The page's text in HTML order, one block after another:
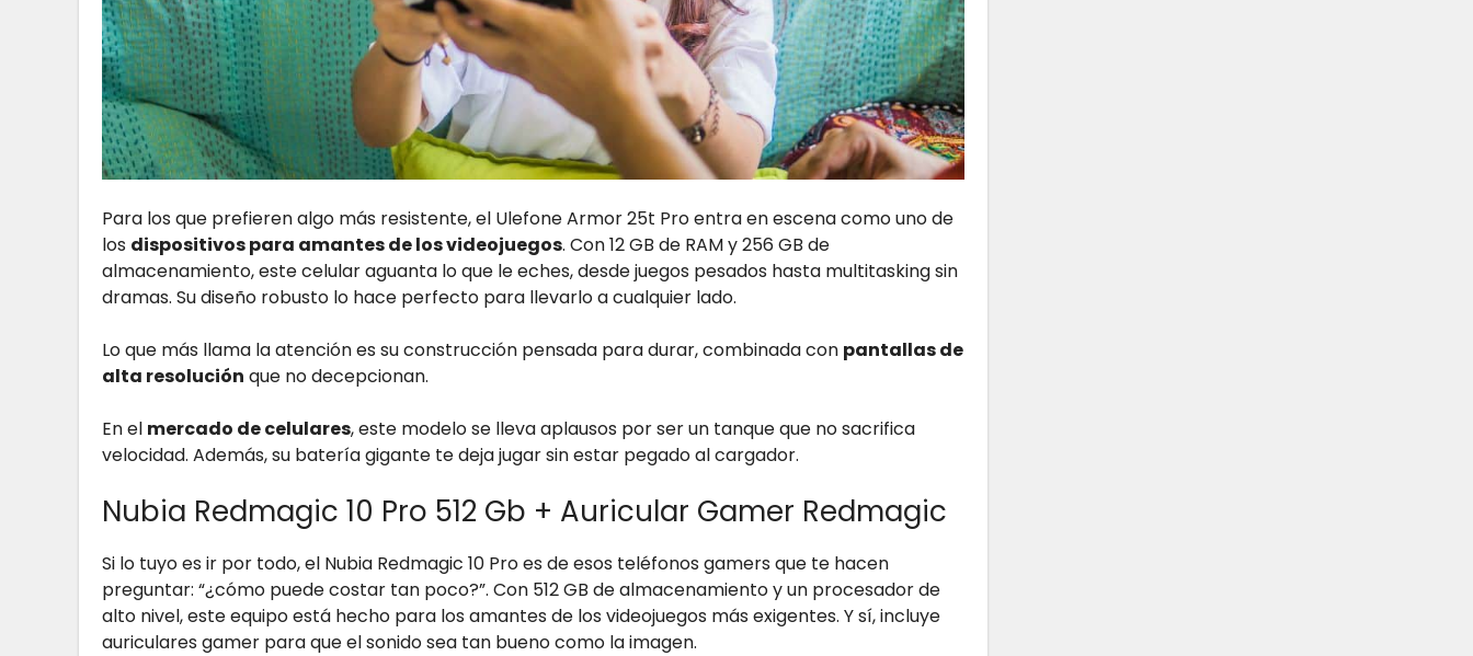
Para los que prefieren algo más resistente, el Ulefone Armor 25t Pro entra en escena como uno de
los dispositivos para amantes de los videojuegos. Con 12 GB de RAM y 256 GB de
almacenamiento, este celular aguanta lo que le eches, desde juegos pesados hasta multitasking sin
dramas. Su diseño robusto lo hace perfecto para llevarlo a cualquier lado.
Lo que más llama la atención es su construcción pensada para durar, combinada con pantallas de
alta resolución que no decepcionan.
En el mercado de celulares, este modelo se lleva aplausos por ser un tanque que no sacrifica
velocidad. Además, su batería gigante te deja jugar sin estar pegado al cargador.
Nubia Redmagic 10 Pro 512 Gb + Auricular Gamer Redmagic
Si lo tuyo es ir por todo, el Nubia Redmagic 10 Pro es de esos teléfonos gamers que te hacen
preguntar: “¿cómo puede costar tan poco?”. Con 512 GB de almacenamiento y un procesador de
alto nivel, este equipo está hecho para los amantes de los videojuegos más exigentes. Y sí, incluye
auriculares gamer para que el sonido sea tan bueno como la imagen.